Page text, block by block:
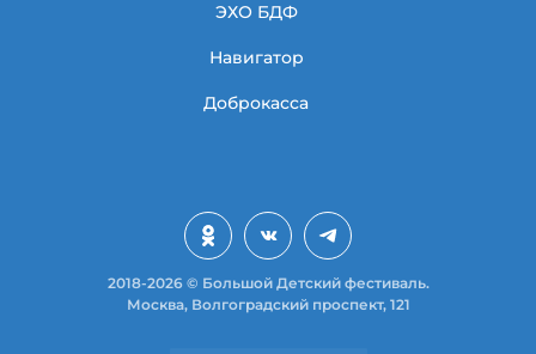
ЭХО БДФ
Навигатор
Доброкасса
2018-2026 © Большой Детский фестиваль.
Москва, Волгоградский проспект, 121